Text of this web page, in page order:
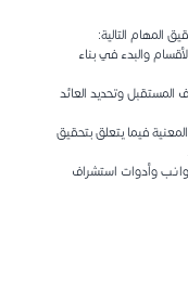
المهام التالية:
والبدء في بناء
وتحديد العائد
فيما يتعلق بتحقيق
وأدوات استشراف